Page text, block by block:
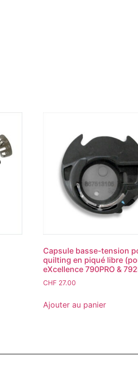
Capsule basse-tension
quilting en piqué libre
eXcellence 790PRO &
CHF 27.00
Ajouter au panier